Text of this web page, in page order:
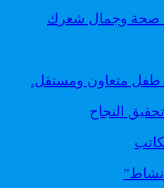
صحة وجمال شعرك
طفل متعاون ومستقل.
النجاح